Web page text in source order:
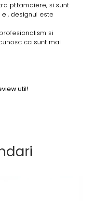
pt.tamaiere, si sunt
designul este
si
ca sunt mai
util!